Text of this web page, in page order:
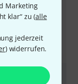
Marketing
klar“ zu (alle
jederzeit
) widerrufen.